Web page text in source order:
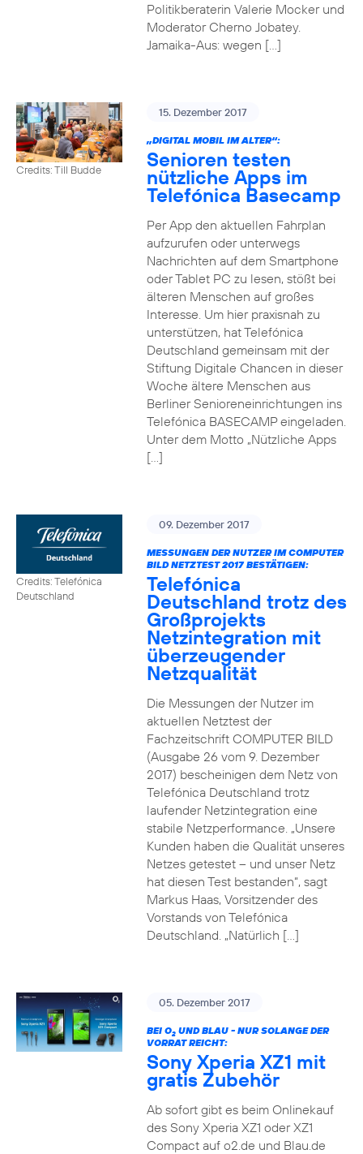
Politikberaterin Valerie Mocker und
Moderator Cherno Jobatey.
Jamaika-Aus: wegen […]
Credits: Till Budde
15. Dezember 2017
„DIGITAL MOBIL IM ALTER“:
Senioren testen
nützliche Apps im
Telefónica Basecamp
Per App den aktuellen Fahrplan
aufzurufen oder unterwegs
Nachrichten auf dem Smartphone
oder Tablet PC zu lesen, stößt bei
älteren Menschen auf großes
Interesse. Um hier praxisnah zu
unterstützen, hat Telefónica
Deutschland gemeinsam mit der
Stiftung Digitale Chancen in dieser
Woche ältere Menschen aus
Berliner Senioreneinrichtungen ins
Telefónica BASECAMP eingeladen.
Unter dem Motto „Nützliche Apps
[…]
Credits: Telefónica
Deutschland
09. Dezember 2017
MESSUNGEN DER NUTZER IM COMPUTER
BILD NETZTEST 2017 BESTÄTIGEN:
Telefónica
Deutschland trotz des
Großprojekts
Netzintegration mit
überzeugender
Netzqualität
Die Messungen der Nutzer im
aktuellen Netztest der
Fachzeitschrift COMPUTER BILD
(Ausgabe 26 vom 9. Dezember
2017) bescheinigen dem Netz von
Telefónica Deutschland trotz
laufender Netzintegration eine
stabile Netzperformance. „Unsere
Kunden haben die Qualität unseres
Netzes getestet – und unser Netz
hat diesen Test bestanden“, sagt
Markus Haas, Vorsitzender des
Vorstands von Telefónica
Deutschland. „Natürlich […]
05. Dezember 2017
BEI O2UND BLAU - NUR SOLANGE DER
VORRAT REICHT:
Sony Xperia XZ1 mit
gratis Zubehör
Ab sofort gibt es beim Onlinekauf
des Sony Xperia XZ1 oder XZ1
Compact auf o2.de und Blau.de